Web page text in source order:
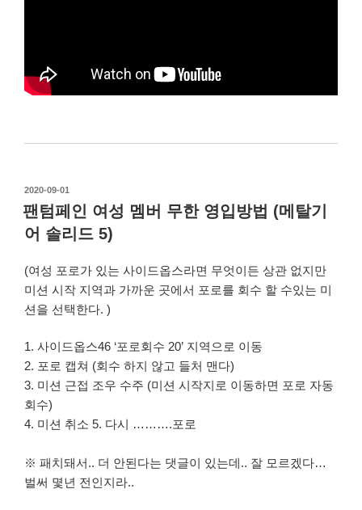
작
성
일
자
2020-09-01
팬텀페인 여성 멤버 무한 영입방법 (메탈기
어 솔리드 5)
(여성 포로가 있는 사이드옵스라면 무엇이든 상관 없지만
미션 시작 지역과 가까운 곳에서 포로를 회수 할 수있는 미
션을 선택한다. )
1. 사이드옵스46 ‘포로회수 20’ 지역으로 이동
2. 포로 캡쳐 (회수 하지 않고 들처 맨다)
3. 미션 근접 조우 수주 (미션 시작지로 이동하면 포로 자동
회수)
4. 미션 취소 5. 다시 ……….포로
※ 패치돼서.. 더 안된다는 댓글이 있는데.. 잘 모르겠다…
벌써 몇년 전인지라..